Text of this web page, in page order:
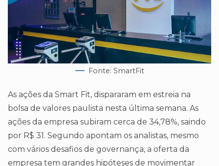
Fonte: SmartFit
As ações da Smart Fit, dispararam em estreia na
bolsa de valores paulista nesta última semana. As
ações da empresa subiram cerca de 34,78%, saindo
por R$ 31. Segundo apontam os analistas, mesmo
com vários desafios de governança, a oferta da
empresa tem grandes hipóteses de movimentar